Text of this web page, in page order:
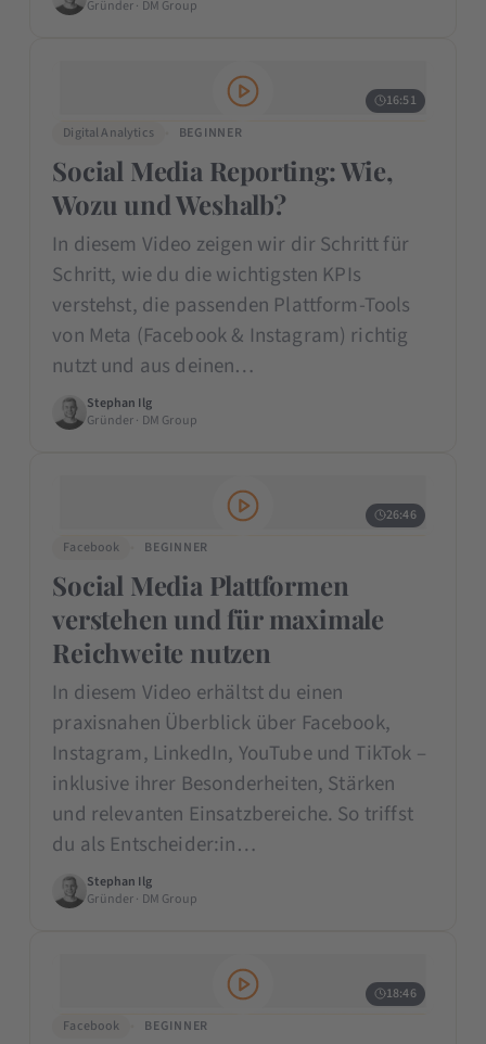
Gründer · DM Group
16:51
Digital Analytics
BEGINNER
Social Media Reporting: Wie,
Wozu und Weshalb?
In diesem Video zeigen wir dir Schritt für
Schritt, wie du die wichtigsten KPIs
verstehst, die passenden Plattform-Tools
von Meta (Facebook & Instagram) richtig
nutzt und aus deinen…
Stephan Ilg
Gründer · DM Group
26:46
Facebook
BEGINNER
Social Media Plattformen
verstehen und für maximale
Reichweite nutzen
In diesem Video erhältst du einen
praxisnahen Überblick über Facebook,
Instagram, LinkedIn, YouTube und TikTok –
inklusive ihrer Besonderheiten, Stärken
und relevanten Einsatzbereiche. So triffst
du als Entscheider:in…
Stephan Ilg
Gründer · DM Group
18:46
Facebook
BEGINNER